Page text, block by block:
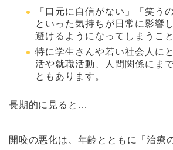
「口元に自信がない」「笑う
といった気持ちが日常に影響
避けるようになってしまうこと
特に学生さんや若い社会人に
活や就職活動、人間関係にま
ともあります。
長期的に見ると…
開咬の悪化は、年齢とともに「治療